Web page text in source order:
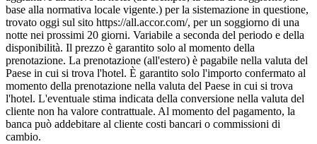
base alla normativa locale vigente.) per la sistemazione in questione,
trovato oggi sul sito https://all.accor.com/, per un soggiorno di una
notte nei prossimi 20 giorni. Variabile a seconda del periodo e della
disponibilità. Il prezzo è garantito solo al momento della
prenotazione. La prenotazione (all'estero) è pagabile nella valuta del
Paese in cui si trova l'hotel. È garantito solo l'importo confermato al
momento della prenotazione nella valuta del Paese in cui si trova
l'hotel. L'eventuale stima indicata della conversione nella valuta del
cliente non ha valore contrattuale. Al momento del pagamento, la
banca può addebitare al cliente costi bancari o commissioni di
cambio.